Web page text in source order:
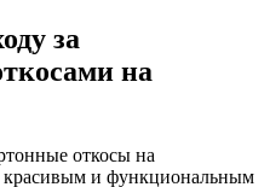
за
на
откосы на
красивым и функциональным